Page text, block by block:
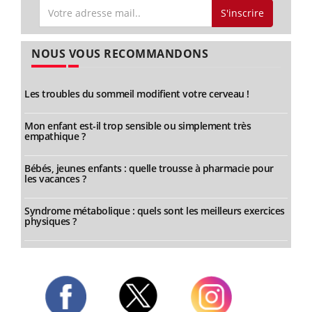
S'inscrire
NOUS VOUS RECOMMANDONS
Les troubles du sommeil modifient votre cerveau !
Mon enfant est-il trop sensible ou simplement très
empathique ?
Bébés, jeunes enfants : quelle trousse à pharmacie pour
les vacances ?
Syndrome métabolique : quels sont les meilleurs exercices
physiques ?